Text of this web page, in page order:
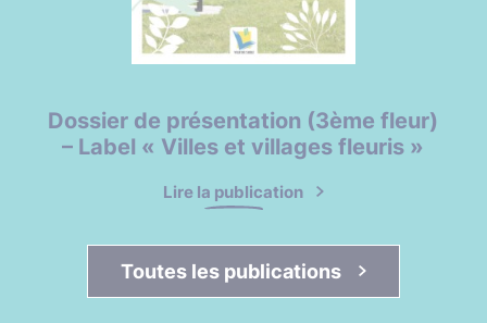
Dossier de présentation (3ème fleur)
– Label « Villes et villages fleuris »
Lire la publication
Toutes les publications